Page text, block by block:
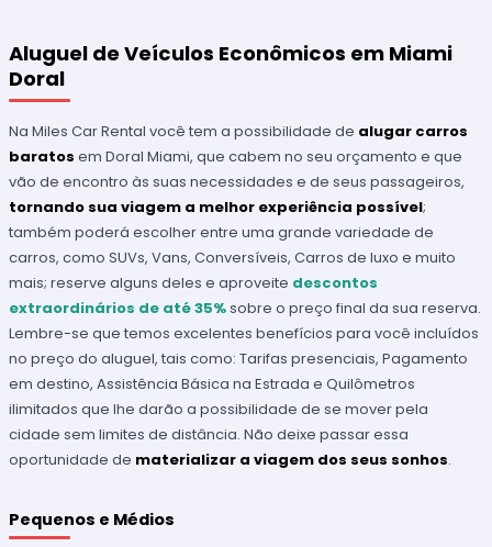
Aluguel de Veículos Econômicos em Miami
Doral
Na Miles Car Rental você tem a possibilidade de alugar carros
baratos em Doral Miami, que cabem no seu orçamento e que
vão de encontro às suas necessidades e de seus passageiros,
tornando sua viagem a melhor experiência possível;
também poderá escolher entre uma grande variedade de
carros, como SUVs, Vans, Conversíveis, Carros de luxo e muito
mais; reserve alguns deles e aproveite descontos
extraordinários de até 35%sobre o preço final da sua reserva.
Lembre-se que temos excelentes benefícios para você incluídos
no preço do aluguel, tais como: Tarifas presenciais, Pagamento
em destino, Assistência Básica na Estrada e Quilômetros
ilimitados que lhe darão a possibilidade de se mover pela
cidade sem limites de distância. Não deixe passar essa
oportunidade de materializar a viagem dos seus sonhos.
Pequenos e Médios